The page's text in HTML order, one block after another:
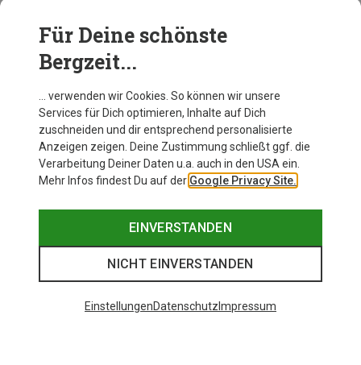
AUSRÜSTUNG
Für Deine schönste
Bergzeit...
… verwenden wir Cookies. So können wir unsere
Services für Dich optimieren, Inhalte auf Dich
zuschneiden und dir entsprechend personalisierte
Anzeigen zeigen. Deine Zustimmung schließt ggf. die
Verarbeitung Deiner Daten u.a. auch in den USA ein.
Mehr Infos findest Du auf der Google Privacy Site.
EINVERSTANDEN
NICHT EINVERSTANDEN
EinstellungenDatenschutz Impressum